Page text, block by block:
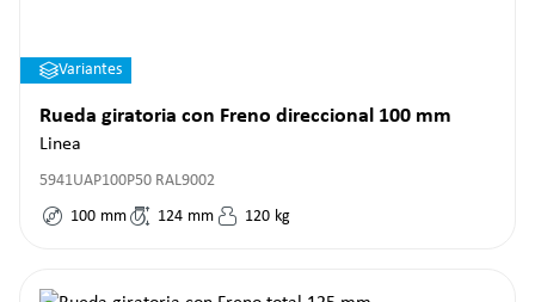
Variantes
Rueda giratoria con Freno direccional 100 mm
Linea
5941UAP100P50 RAL9002
100 mm 124 mm 120 kg